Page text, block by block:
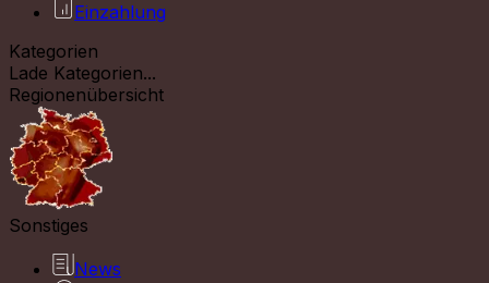
Einzahlung
Kategorien
Lade Kategorien...
Regionenübersicht
Sonstiges
News